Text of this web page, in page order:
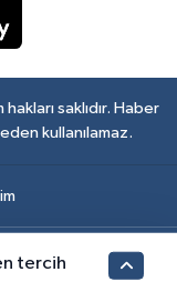
saklıdır. Haber
kullanılamaz.
tercih